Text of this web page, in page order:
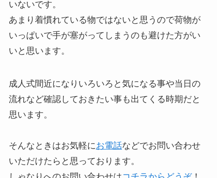
いないです。
あまり着慣れている物ではないと思うので荷物が
いっぱいで手が塞がってしまうのも避けた方がい
いと思います。
成人式間近になりいろいろと気になる事や当日の
流れなど確認しておきたい事も出てくる時期だと
思います。
そんなときはお気軽にお電話などでお問い合わせ
いただけたらと思っております。